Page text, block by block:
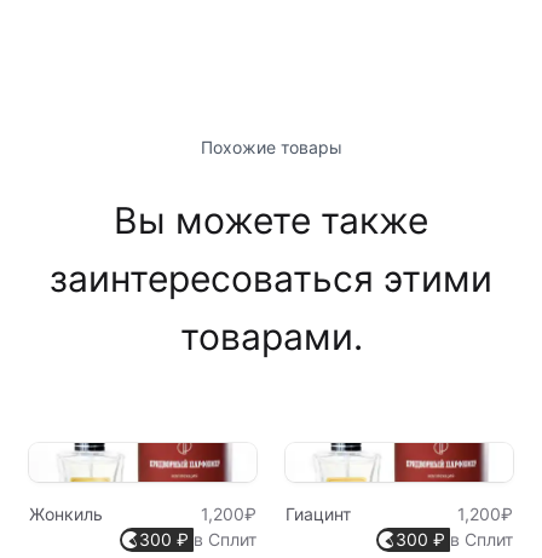
Похожие товары
Вы можете также
заинтересоваться этими
товарами.
Жонкиль
1,200₽
300 ₽ в Сплит
Гиацинт
1,200₽
300 ₽ в Сплит